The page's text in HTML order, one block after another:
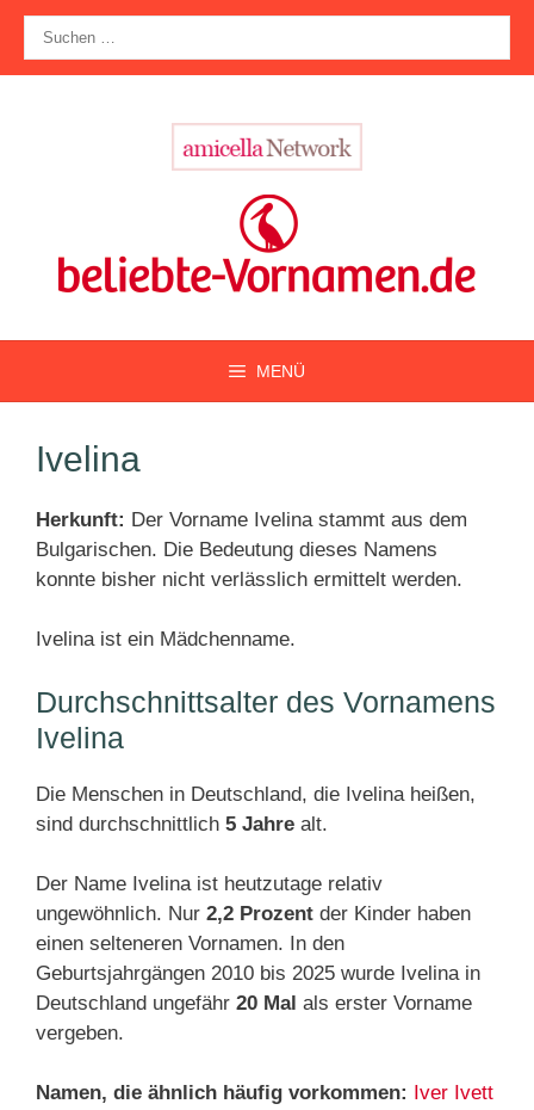
Zum
Inhalt
springen
nach:
MENÜ
Ivelina
Herkunft: Der Vorname Ivelina stammt aus dem
Bulgarischen. Die Bedeutung dieses Namens
konnte bisher nicht verlässlich ermittelt werden.
Ivelina ist ein Mädchenname.
Durchschnittsalter des Vornamens
Ivelina
Die Menschen in Deutschland, die Ivelina heißen,
sind durchschnittlich 5 Jahre alt.
Der Name Ivelina ist heutzutage relativ
ungewöhnlich. Nur 2,2 Prozent der Kinder haben
einen selteneren Vornamen. In den
Geburtsjahrgängen 2010 bis 2025 wurde Ivelina in
Deutschland ungefähr 20 Mal als erster Vorname
vergeben.
Namen, die ähnlich häufig vorkommen: Iver Ivett